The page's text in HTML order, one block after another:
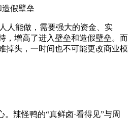
造假壁垒
人能做，需要强大的资金、实
，增高了进入壁垒和造假壁垒。而
掉头，一时间也不可能更改商业模
。辣怪鸭的“真鲜卤·看得见”与周